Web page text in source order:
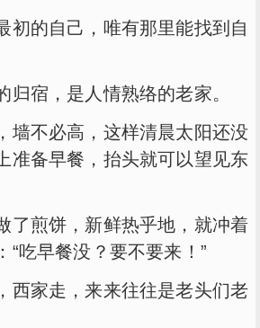
的自己，唯有那里能找到自
宿，是人情熟络的老家。
不必高，这样清晨太阳还没
准备早餐，抬头就可以望见东
煎饼，新鲜热乎地，就冲着
“吃早餐没？要不要来！”
家走，来来往往是老头们老